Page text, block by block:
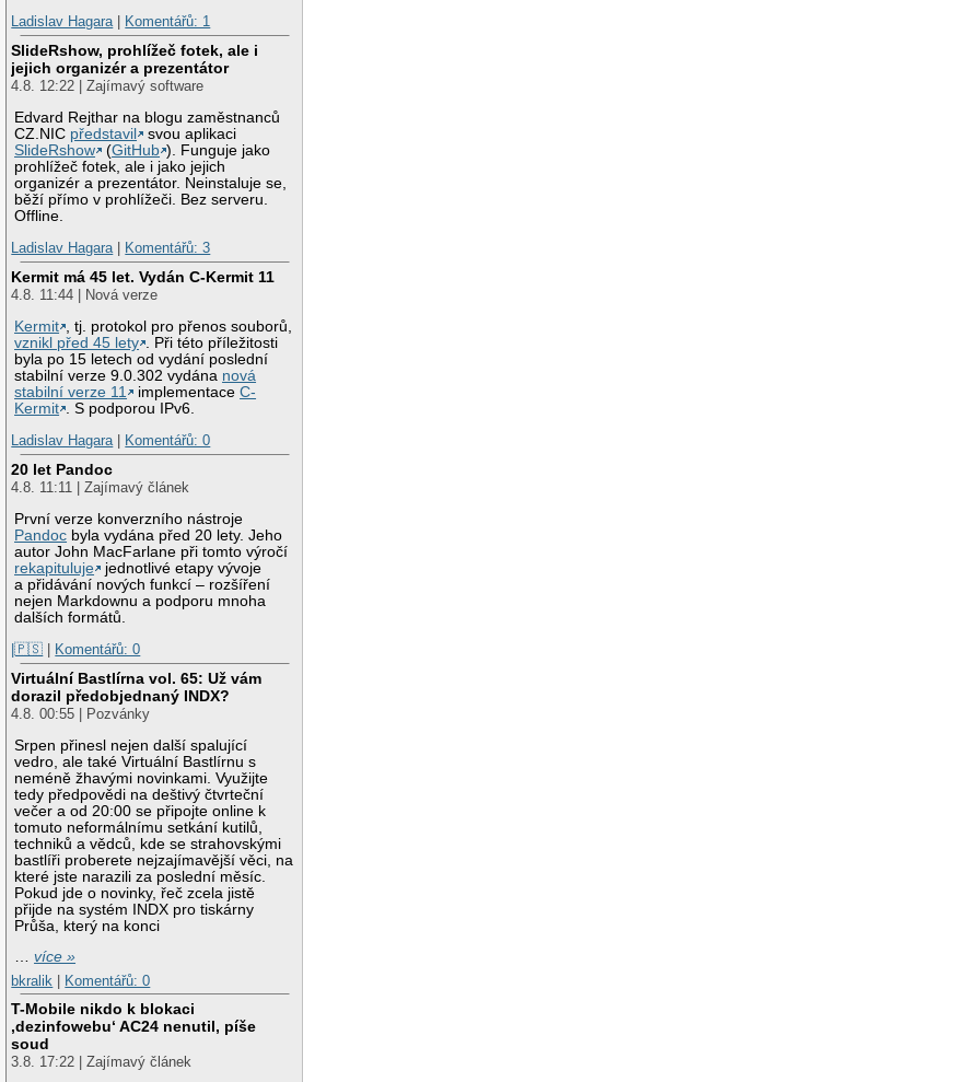
Ladislav Hagara| Komentářů: 1
SlideRshow, prohlížeč fotek, ale i
jejich organizér a prezentátor
4.8. 12:22 | Zajímavý software
Edvard Rejthar na blogu zaměstnanců
CZ.NIC představil
svou aplikaci
SlideRshow
(GitHub ). Funguje jako
prohlížeč fotek, ale i jako jejich
organizér a prezentátor. Neinstaluje se,
běží přímo v prohlížeči. Bez serveru.
Offline.
Ladislav Hagara| Komentářů: 3
Kermit má 45 let. Vydán C-Kermit 11
4.8. 11:44 | Nová verze
Kermit
, tj. protokol pro přenos souborů,
vznikl před 45 lety
. Při této příležitosti
byla po 15 letech od vydání poslední
stabilní verze 9.0.302 vydána nová
stabilní verze 11
implementaceC-
Kermit
. S podporou IPv6.
Ladislav Hagara| Komentářů: 0
20 let Pandoc
4.8. 11:11 | Zajímavý článek
První verze konverzního nástroje
Pandoc byla vydána před 20 lety. Jeho
autor John MacFarlane při tomto výročí
rekapituluje
jednotlivé etapy vývoje
a přidávání nových funkcí – rozšíření
nejen Markdownu a podporu mnoha
dalších formátů.
|🇵🇸
Komentářů: 0
Virtuální Bastlírna vol. 65: Už vám
dorazil předobjednaný INDX?
4.8. 00:55 | Pozvánky
Srpen přinesl nejen další spalující
vedro, ale také Virtuální Bastlírnu s
neméně žhavými novinkami. Využijte
tedy předpovědi na deštivý čtvrteční
večer a od 20:00 se připojte online k
tomuto neformálnímu setkání kutilů,
techniků a vědců, kde se strahovskými
bastlíři proberete nejzajímavější věci, na
které jste narazili za poslední měsíc.
Pokud jde o novinky, řeč zcela jistě
přijde na systém INDX pro tiskárny
Průša, který na konci
…více »
bkralik | Komentářů: 0
T-Mobile nikdo k blokaci
‚dezinfowebu‘ AC24 nenutil, píše
soud
3.8. 17:22 | Zajímavý článek